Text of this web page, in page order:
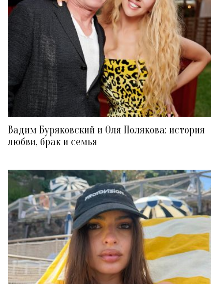
Вадим Буряковский и Оля Полякова: история
любви, брак и семья